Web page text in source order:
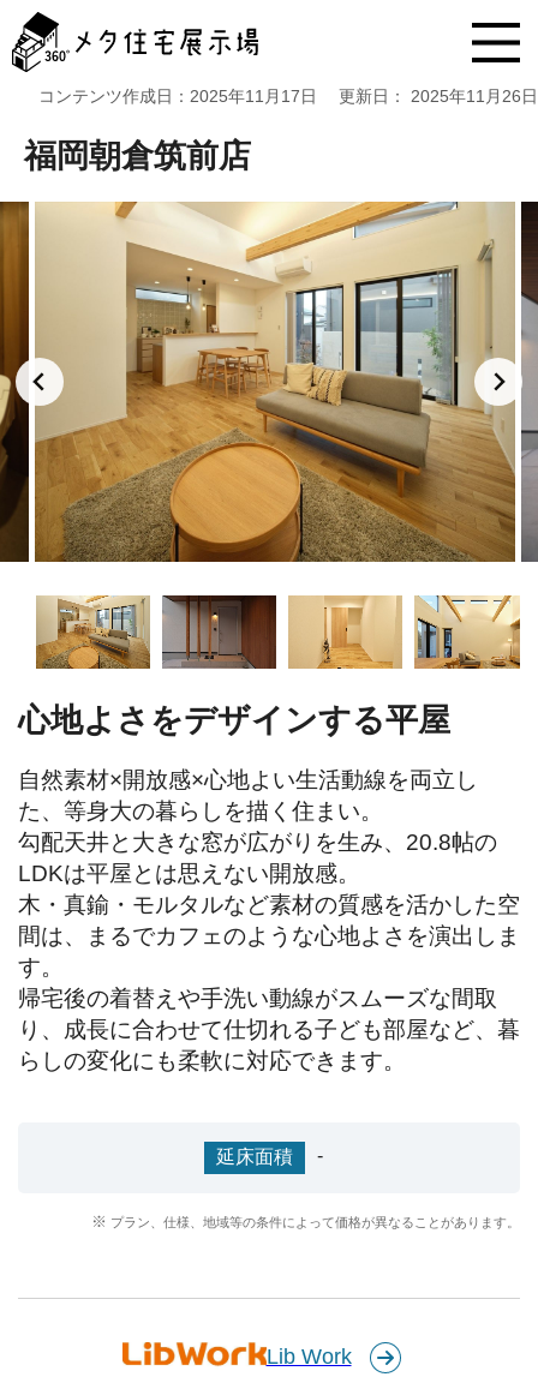
タ
住
ン
ッ
プ
コンテンツ作成日： 2025年11月17日 更新日： 2025年11月26日
福岡朝倉筑前店
心地よさをデザインする平屋
自然素材×開放感×心地よい生活動線を両立し
た、等身大の暮らしを描く住まい。
勾配天井と大きな窓が広がりを生み、20.8帖の
LDKは平屋とは思えない開放感。
木・真鍮・モルタルなど素材の質感を活かした空
間は、まるでカフェのような心地よさを演出しま
す。
帰宅後の着替えや手洗い動線がスムーズな間取
り、成長に合わせて仕切れる子ども部屋など、暮
らしの変化にも柔軟に対応できます。
延床面積 -
プラン、仕様、地域等の条件によって価格が異なることがあります。
Lib Work